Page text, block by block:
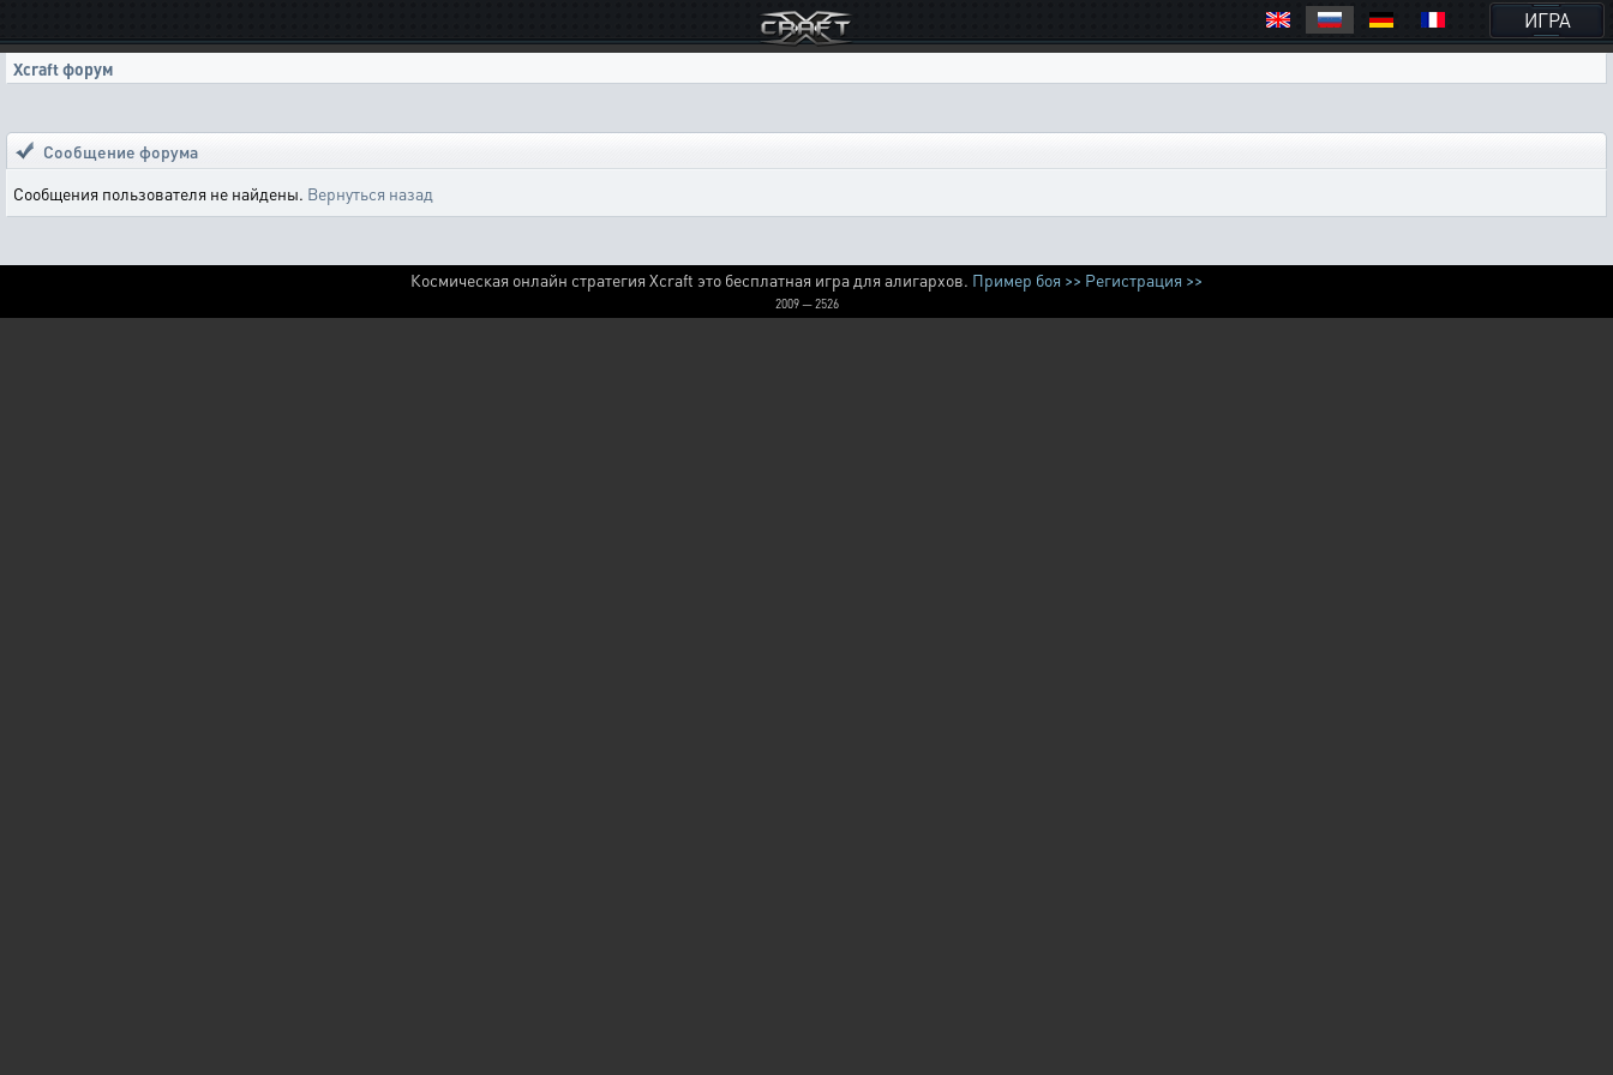
ИГРА
Xcraft форум
Сообщение форума
Сообщения пользователя не найдены. Вернуться назад
Космическая онлайн стратегия Xcraft это бесплатная игра для алигархов. Пример боя >> Регистрация >>
2009 — 2526